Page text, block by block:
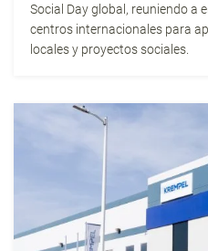
Social Day global, reuniendo a
centros internacionales para
locales y proyectos sociales.